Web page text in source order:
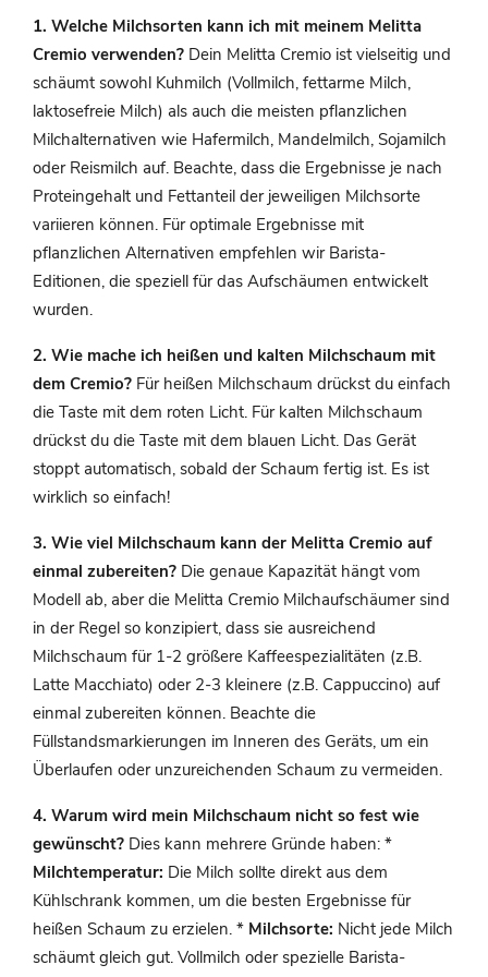
1. Welche Milchsorten kann ich mit meinem Melitta
Cremio verwenden? Dein Melitta Cremio ist vielseitig und
schäumt sowohl Kuhmilch (Vollmilch, fettarme Milch,
laktosefreie Milch) als auch die meisten pflanzlichen
Milchalternativen wie Hafermilch, Mandelmilch, Sojamilch
oder Reismilch auf. Beachte, dass die Ergebnisse je nach
Proteingehalt und Fettanteil der jeweiligen Milchsorte
variieren können. Für optimale Ergebnisse mit
pflanzlichen Alternativen empfehlen wir Barista-
Editionen, die speziell für das Aufschäumen entwickelt
wurden.
2. Wie mache ich heißen und kalten Milchschaum mit
dem Cremio? Für heißen Milchschaum drückst du einfach
die Taste mit dem roten Licht. Für kalten Milchschaum
drückst du die Taste mit dem blauen Licht. Das Gerät
stoppt automatisch, sobald der Schaum fertig ist. Es ist
wirklich so einfach!
3. Wie viel Milchschaum kann der Melitta Cremio auf
einmal zubereiten? Die genaue Kapazität hängt vom
Modell ab, aber die Melitta Cremio Milchaufschäumer sind
in der Regel so konzipiert, dass sie ausreichend
Milchschaum für 1-2 größere Kaffeespezialitäten (z.B.
Latte Macchiato) oder 2-3 kleinere (z.B. Cappuccino) auf
einmal zubereiten können. Beachte die
Füllstandsmarkierungen im Inneren des Geräts, um ein
Überlaufen oder unzureichenden Schaum zu vermeiden.
4. Warum wird mein Milchschaum nicht so fest wie
gewünscht? Dies kann mehrere Gründe haben: *
Milchtemperatur: Die Milch sollte direkt aus dem
Kühlschrank kommen, um die besten Ergebnisse für
heißen Schaum zu erzielen. * Milchsorte: Nicht jede Milch
schäumt gleich gut. Vollmilch oder spezielle Barista-